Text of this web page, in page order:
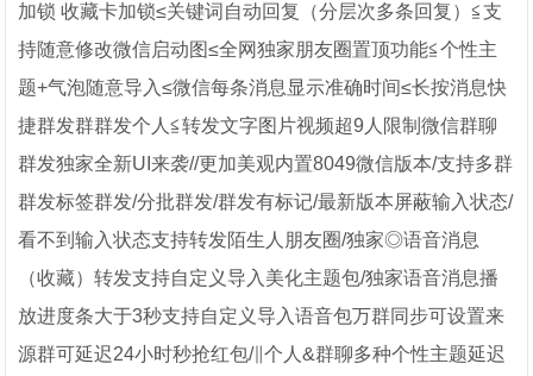
加锁 收藏卡加锁≤关键词自动回复（分层次多条回复）≦支
持随意修改微信启动图≤全网独家朋友圈置顶功能≦个性主
题+气泡随意导入≤微信每条消息显示准确时间≤长按消息快
捷群发群群发个人≦转发文字图片视频超9人限制微信群聊
群发独家全新UI来袭//更加美观内置8049微信版本/支持多群
群发标签群发/分批群发/群发有标记/最新版本屏蔽输入状态/
看不到输入状态支持转发陌生人朋友圈/独家◎语音消息
（收藏）转发支持自定义导入美化主题包/独家语音消息播
放进度条大于3秒支持自定义导入语音包万群同步可设置来
源群可延迟24小时秒抢红包/∥个人&群聊多种个性主题延迟